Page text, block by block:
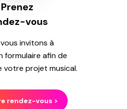
Prenez
vous
invitons à
formulaire afin de
votre projet musical.
rendez-vous >